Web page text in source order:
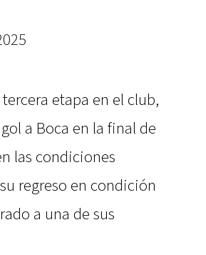
etapa en el club,
a Boca en la final de
las condiciones
regreso en condición
a una de sus